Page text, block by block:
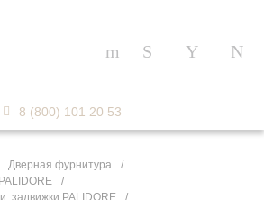
8 (800) 101 20 53
Дверная фурнитура
/
/
задвижки PALIDORE
/